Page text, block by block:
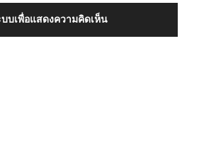
บบเพื่อแสดงความคิดเห็น